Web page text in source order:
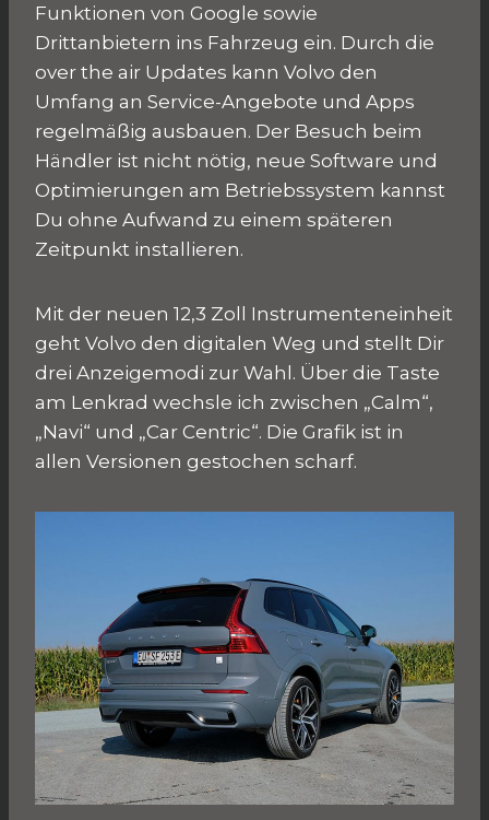
Funktionen von Google sowie
Drittanbietern ins Fahrzeug ein. Durch die
over the air Updates kann Volvo den
Umfang an Service-Angebote und Apps
regelmäßig ausbauen. Der Besuch beim
Händler ist nicht nötig, neue Software und
Optimierungen am Betriebssystem kannst
Du ohne Aufwand zu einem späteren
Zeitpunkt installieren.
Mit der neuen 12,3 Zoll Instrumenteneinheit
geht Volvo den digitalen Weg und stellt Dir
drei Anzeigemodi zur Wahl. Über die Taste
am Lenkrad wechsle ich zwischen „Calm“,
„Navi“ und „Car Centric“. Die Grafik ist in
allen Versionen gestochen scharf.